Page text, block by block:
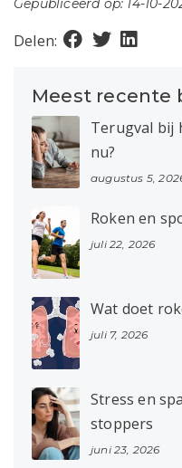
Gepubliceerd op: 14-10-
Delen:
Meest recente
Terugval bij
nu?
augustus 5,
Roken en
juli 22, 2026
Wat doet
juli 7, 2026
Stress en
stoppers
juni 23, 2026